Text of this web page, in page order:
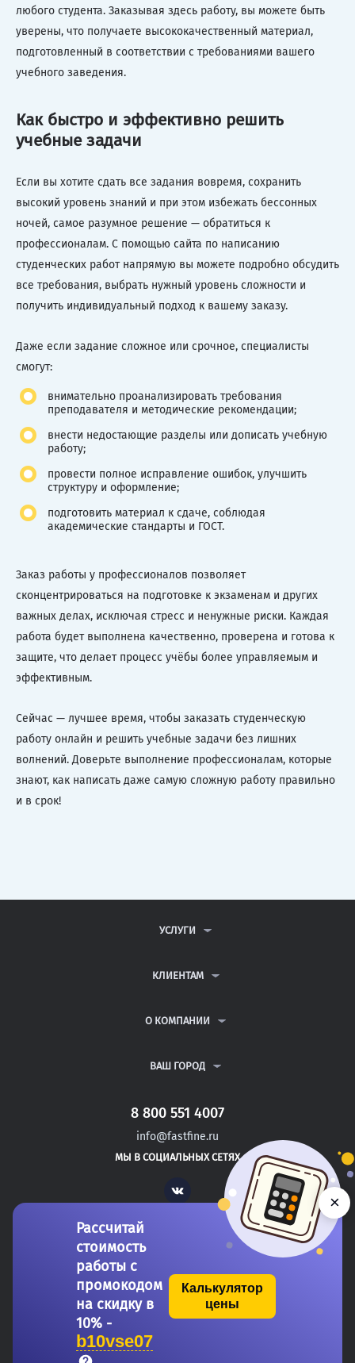
любого студента. Заказывая здесь работу, вы можете быть
уверены, что получаете высококачественный материал,
подготовленный в соответствии с требованиями вашего
учебного заведения.
Как быстро и эффективно решить
учебные задачи
Если вы хотите сдать все задания вовремя, сохранить
высокий уровень знаний и при этом избежать бессонных
ночей, самое разумное решение — обратиться к
профессионалам. С помощью сайта по написанию
студенческих работ напрямую вы можете подробно обсудить
все требования, выбрать нужный уровень сложности и
получить индивидуальный подход к вашему заказу.
Даже если задание сложное или срочное, специалисты
смогут:
внимательно проанализировать требования
преподавателя и методические рекомендации;
внести недостающие разделы или дописать учебную
работу;
провести полное исправление ошибок, улучшить
структуру и оформление;
подготовить материал к сдаче, соблюдая
академические стандарты и ГОСТ.
Заказ работы у профессионалов позволяет
сконцентрироваться на подготовке к экзаменам и других
важных делах, исключая стресс и ненужные риски. Каждая
работа будет выполнена качественно, проверена и готова к
защите, что делает процесс учёбы более управляемым и
эффективным.
Сейчас — лучшее время, чтобы заказать студенческую
работу онлайн и решить учебные задачи без лишних
волнений. Доверьте выполнение профессионалам, которые
знают, как написать даже самую сложную работу правильно
и в срок!
УСЛУГИ
ДИПЛОМНЫЕ РАБОТЫ
РЕФЕРАТЫ
КЛИЕНТАМ
ВОПРОСЫ И ОТВЕТЫ
ПОЛИТИКА КОНФИДЕНЦИАЛЬНОСТИ
О КОМПАНИИ
КОНТАКТЫ
ВАШ ГОРОД
САНКТ-ПЕТЕРБУРГ
БАЛАКОВО
ЭНГЕЛЬС
8 800 551 4007
info@fastfine.ru
МЫ В СОЦИАЛЬНЫХ СЕТЯХ
Vk
Copyright 2011-2026 FastFine.ru
Рассчитай
стоимость
работы с
промокодом
на скидку в
10% -
b10vse07
Калькулятор
цены
×